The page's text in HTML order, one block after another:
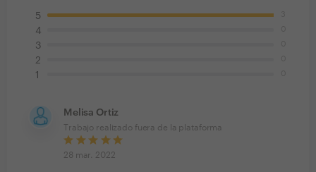
5
4
3
2
1
Melisa Ortiz
Trabajo realizado fuera de la plataforma
28 mar. 2022